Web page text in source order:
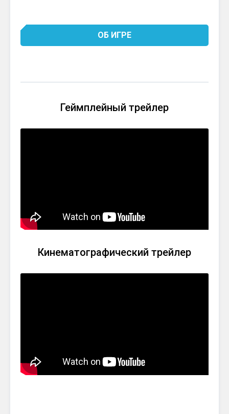
ОБ ИГРЕ
Геймплейный трейлер
Кинематографический трейлер